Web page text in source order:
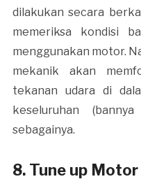
dilakukan secara
memeriksa kondisi
menggunakan motor.
mekanik akan
tekanan udara di
keseluruhan
sebagainya.
8. Tune up